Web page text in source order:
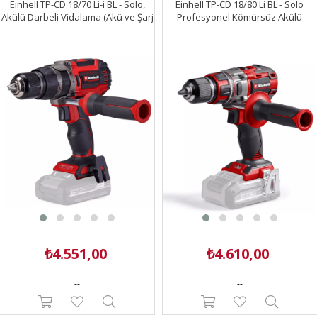
Einhell TP-CD 18/70 Li-i BL - Solo,
Akülü Darbeli Vidalama (Akü ve Şarj
₺4.551,00
--
Einhell TP-CD 18/80 Li BL - Solo
Profesyonel Kömürsüz Akülü
₺4.610,00
--